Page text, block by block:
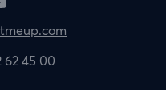
62 45 00